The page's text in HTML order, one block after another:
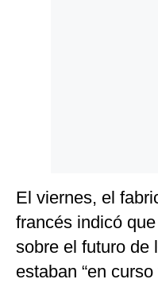
El viernes, el
francés indicó
sobre el futuro de
estaban “en